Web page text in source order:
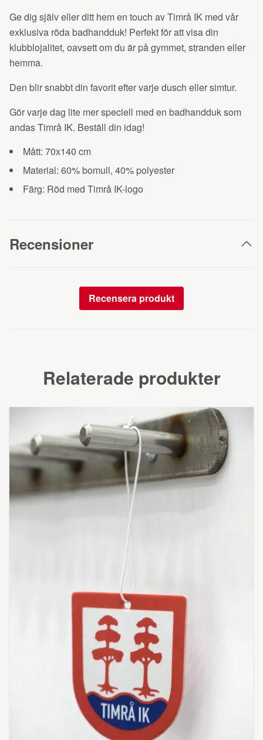
Ge dig själv eller ditt hem en touch av Timrå IK med vår
exklusiva röda badhandduk! Perfekt för att visa din
klubblojalitet, oavsett om du är på gymmet, stranden eller
hemma.
Den blir snabbt din favorit efter varje dusch eller simtur.
Gör varje dag lite mer speciell med en badhandduk som
andas Timrå IK. Beställ din idag!
Mått: 70x140 cm
Material: 60% bomull, 40% polyester
Färg: Röd med Timrå IK-logo
Recensioner
Recensera produkt
Relaterade produkter